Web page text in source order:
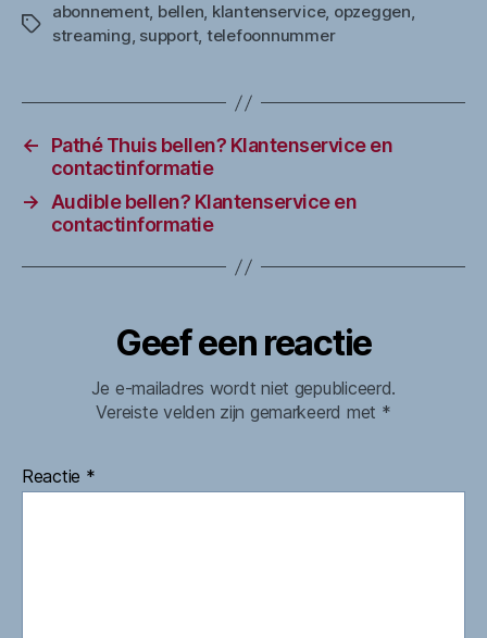
Tags
abonnement, bellen, klantenservice, opzeggen,
streaming, support, telefoonnummer
←
Pathé Thuis bellen? Klantenservice en
contactinformatie
→
Audible bellen? Klantenservice en
contactinformatie
Geef een reactie
Je e-mailadres wordt niet gepubliceerd.
Vereiste velden zijn gemarkeerd met *
Reactie *